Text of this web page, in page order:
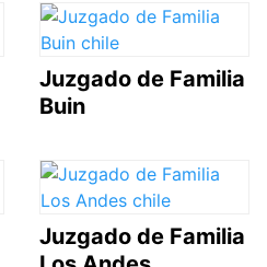
Juzgado de Familia
Buin
Juzgado de Familia